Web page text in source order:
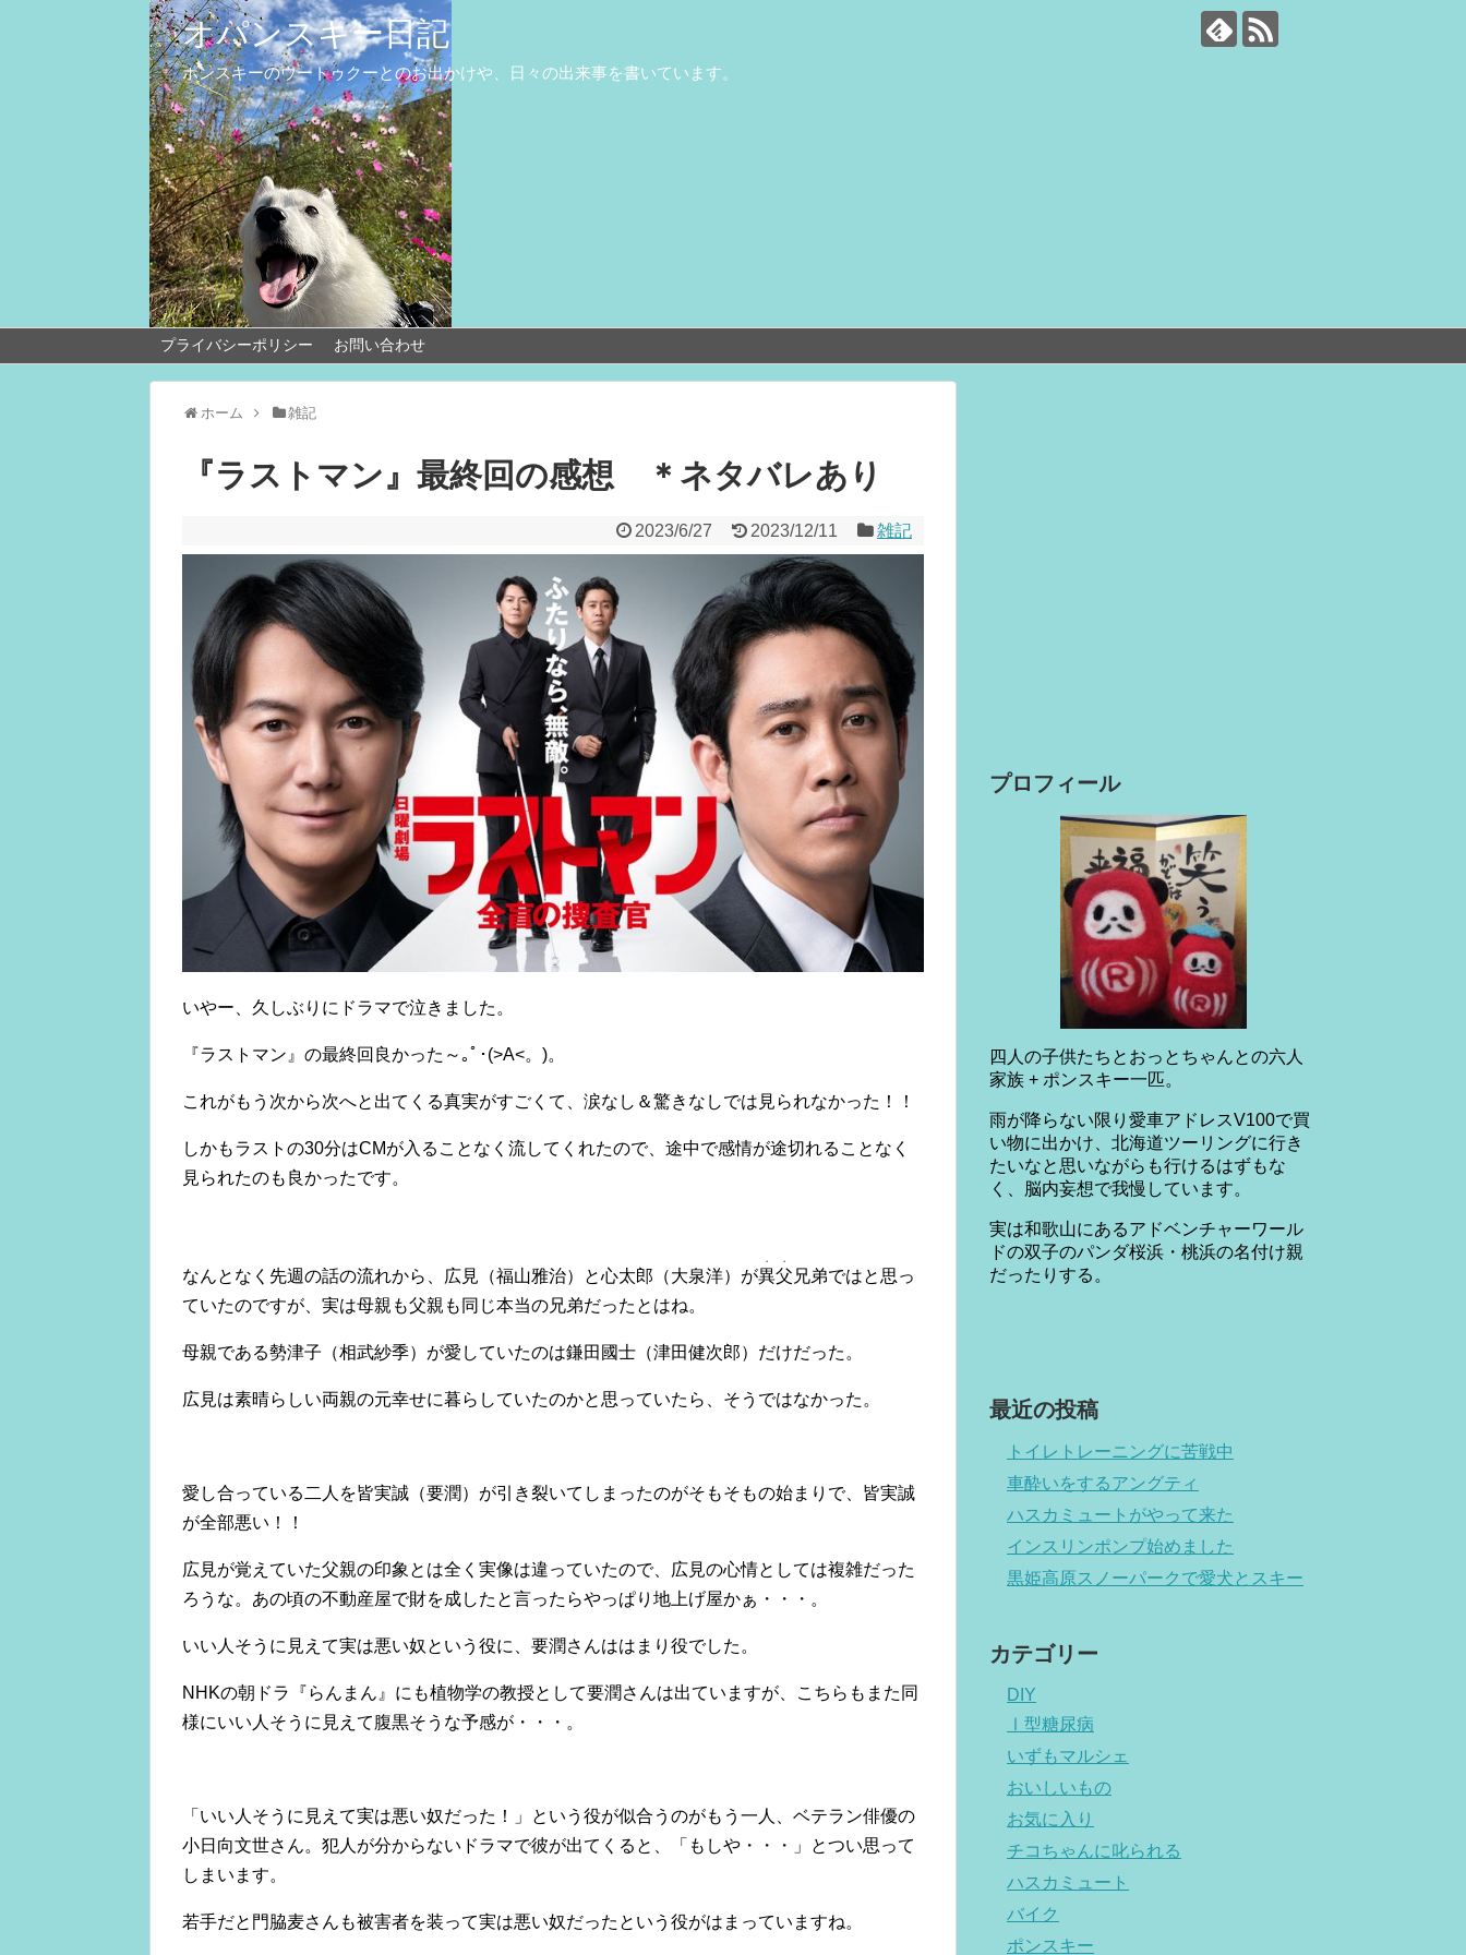
オパンスキー日記
ポンスキーのウートゥクーとのお出かけや、日々の出来事を書いています。
プライバシーポリシー お問い合わせ
ホーム 雑記
『ラストマン』最終回の感想 ＊ネタバレあり
2023/6/27 2023/12/11 雑記
いやー、久しぶりにドラマで泣きました。
『ラストマン』の最終回良かった～｡ﾟ･(>A<。)。
これがもう次から次へと出てくる真実がすごくて、涙なし＆驚きなしでは見られなかった！！
しかもラストの30分はCMが入ることなく流してくれたので、途中で感情が途切れることなく
見られたのも良かったです。
なんとなく先週の話の流れから、広見（福山雅治）と心太郎（大泉洋）が異父
・・
兄弟ではと思っ
ていたのですが、実は母親も父親も同じ本当の兄弟だったとはね。
母親である勢津子（相武紗季）が愛していたのは鎌田國士（津田健次郎）だけだった。
広見は素晴らしい両親の元幸せに暮らしていたのかと思っていたら、そうではなかった。
愛し合っている二人を皆実誠（要潤）が引き裂いてしまったのがそもそもの始まりで、皆実誠
が全部悪い！！
広見が覚えていた父親の印象とは全く実像は違っていたので、広見の心情としては複雑だった
ろうな。あの頃の不動産屋で財を成したと言ったらやっぱり地上げ屋かぁ・・・。
いい人そうに見えて実は悪い奴という役に、要潤さんははまり役でした。
NHKの朝ドラ『らんまん』にも植物学の教授として要潤さんは出ていますが、こちらもまた同
様にいい人そうに見えて腹黒そうな予感が・・・。
「いい人そうに見えて実は悪い奴だった！」という役が似合うのがもう一人、ベテラン俳優の
小日向文世さん。犯人が分からないドラマで彼が出てくると、「もしや・・・」とつい思って
しまいます。
若手だと門脇麦さんも被害者を装って実は悪い奴だったという役がはまっていますね。
プロフィール
四人の子供たちとおっとちゃんとの六人
家族 + ポンスキー一匹。
雨が降らない限り愛車アドレスV100で買
い物に出かけ、北海道ツーリングに行き
たいなと思いながらも行けるはずもな
く、脳内妄想で我慢しています。
実は和歌山にあるアドベンチャーワール
ドの双子のパンダ桜浜・桃浜の名付け親
だったりする。
最近の投稿
トイレトレーニングに苦戦中
車酔いをするアングティ
ハスカミュートがやって来た
インスリンポンプ始めました
黒姫高原スノーパークで愛犬とスキー
カテゴリー
DIY
Ⅰ型糖尿病
いずもマルシェ
おいしいもの
お気に入り
チコちゃんに叱られる
ハスカミュート
バイク
ポンスキー